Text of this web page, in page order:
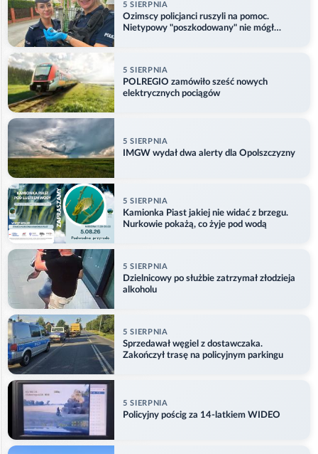
5 SIERPNIA
Ozimscy policjanci ruszyli na pomoc.
Nietypowy "poszkodowany" nie mógł
5 SIERPNIA
POLREGIO zamówiło sześć nowych
elektrycznych pociągów
5 SIERPNIA
IMGW wydał dwa alerty dla Opolszczyzny
5 SIERPNIA
Kamionka Piast jakiej nie widać z brzegu.
Nurkowie pokażą, co żyje pod wodą
5 SIERPNIA
Dzielnicowy po służbie zatrzymał złodzieja
alkoholu
5 SIERPNIA
Sprzedawał węgiel z dostawczaka.
Zakończył trasę na policyjnym parkingu
5 SIERPNIA
Policyjny pościg za 14-latkiem WIDEO